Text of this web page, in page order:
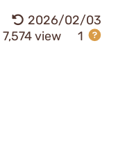
2026/02/03
7,574 view
1